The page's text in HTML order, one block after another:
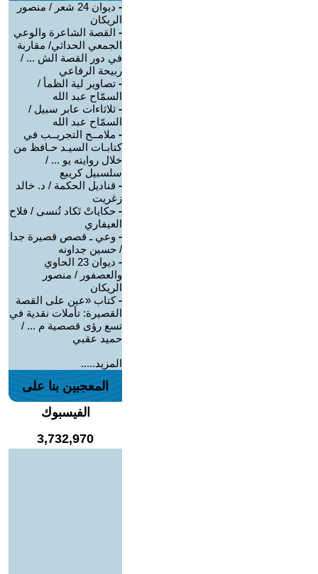
-
ديوان 24 شعر / منصور
الريكان
- القصة الشاعرة والوعي
الجمعي الحداثي/ مقاربة
في دور القصة الش ... /
ربيحة الرفاعي
- تصاوير لية الظمأ /
السمّاح عبد الله
- ثلاثاءات عابر سبيل /
السمّاح عبد الله
- ملامــح التجريــب في
كتابـات السيـد حـافظ من
خلال روايته يو ... /
سلسبيل كريبع
- قناديل الحكمة / د. خالد
زغريت
- حكاياتْ تَكاد تُنسى / فلاح
العيفاري
- وعي ـ قصص قصيرة جدا
/ حسين جداونه
-
ديوان 23 الحاوي
والعصفور / منصور
الريكان
-كتاب «عين على القصة
القصيرة: تأملات نقدية في
تسع رؤى قصصية م ... /
حميد عقبي
المزيد.....
المعجبين بنا على
الفيسبوك
3,732,970